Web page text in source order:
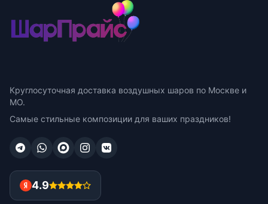
Круглосуточная доставка воздушных шаров по Москве и
МО.
Самые стильные композиции для ваших праздников!
4.9